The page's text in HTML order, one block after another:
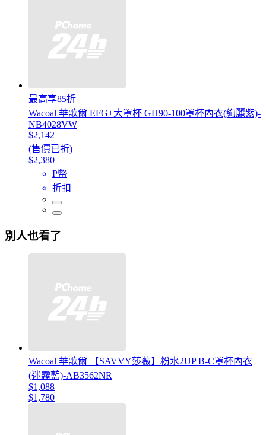
最高享85折
Wacoal 華歌爾 EFG+大罩杯 GH90-100罩杯內衣(絢麗紫)-
NB4028VW
$2,142
(售價已折)
$2,380
P幣
折扣
別人也看了
Wacoal 華歌爾 【SAVVY莎薇】粉水2UP B-C罩杯內衣
(迷霧藍)-AB3562NR
$1,088
$1,780